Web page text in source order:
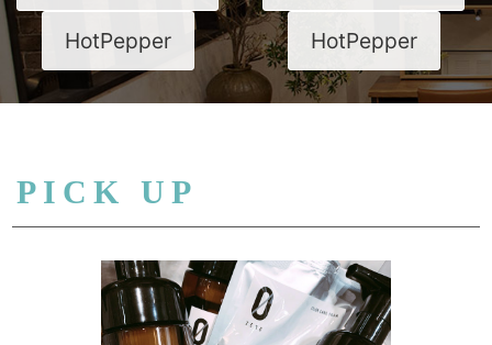
HotPepper HotPepper
PICK UP